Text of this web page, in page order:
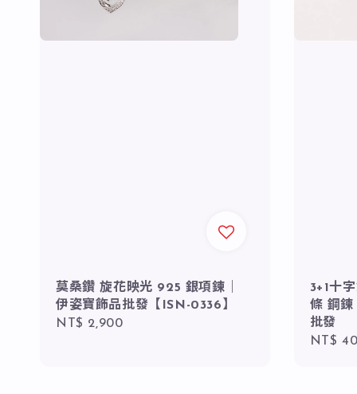
莫桑鑽 旋花映光 925 銀項鍊｜
伊姿寶飾品批發【ISN-0336】
Regular
NT$ 2,900
3+1十
條 鋼
批發
NT$